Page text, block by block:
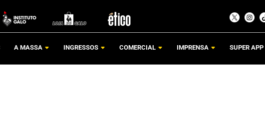
A MASSA INGRESSOS COMERCIAL IMPRENSA SUPER APP